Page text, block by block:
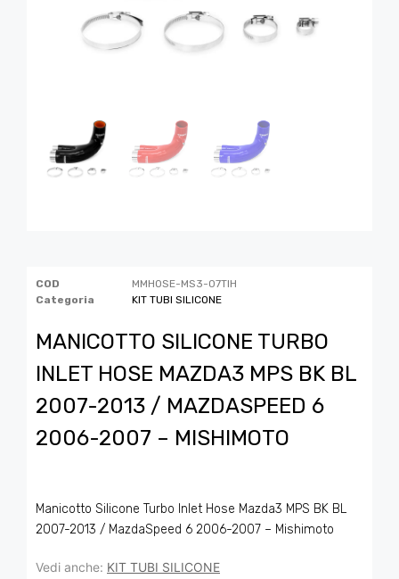
COD
MMHOSE-MS3-07TIH
Categoria
KIT TUBI SILICONE
MANICOTTO SILICONE TURBO
INLET HOSE MAZDA3 MPS BK BL
2007-2013 / MAZDASPEED 6
2006-2007 – MISHIMOTO
Manicotto Silicone Turbo Inlet Hose Mazda3 MPS BK BL
2007-2013 / MazdaSpeed 6 2006-2007 – Mishimoto
Vedi anche: KIT TUBI SILICONE